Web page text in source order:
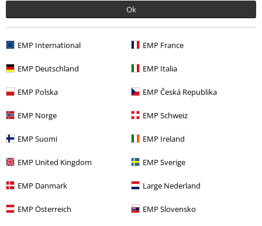
Ok
EMP International EMP France
EMP Deutschland EMP Italia
EMP Polska EMP Česká Republika
EMP Norge EMP Schweiz
EMP Suomi EMP Ireland
EMP United Kingdom EMP Sverige
EMP Danmark Large Nederland
EMP Österreich EMP Slovensko
Calidad
Diseño
Ajuste
Demasiado estrecho
Perfecto
Longitud